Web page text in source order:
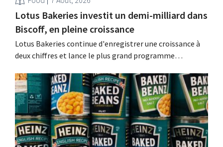
Lotus Bakeries investit un demi-milliard dans
Biscoff, en pleine croissance
Lotus Bakeries continue d'enregistrer une croissance à
deux chiffres et lance le plus grand programme
capacité de production de Biscoff : « Nous devons saisir
cette opportunité ».